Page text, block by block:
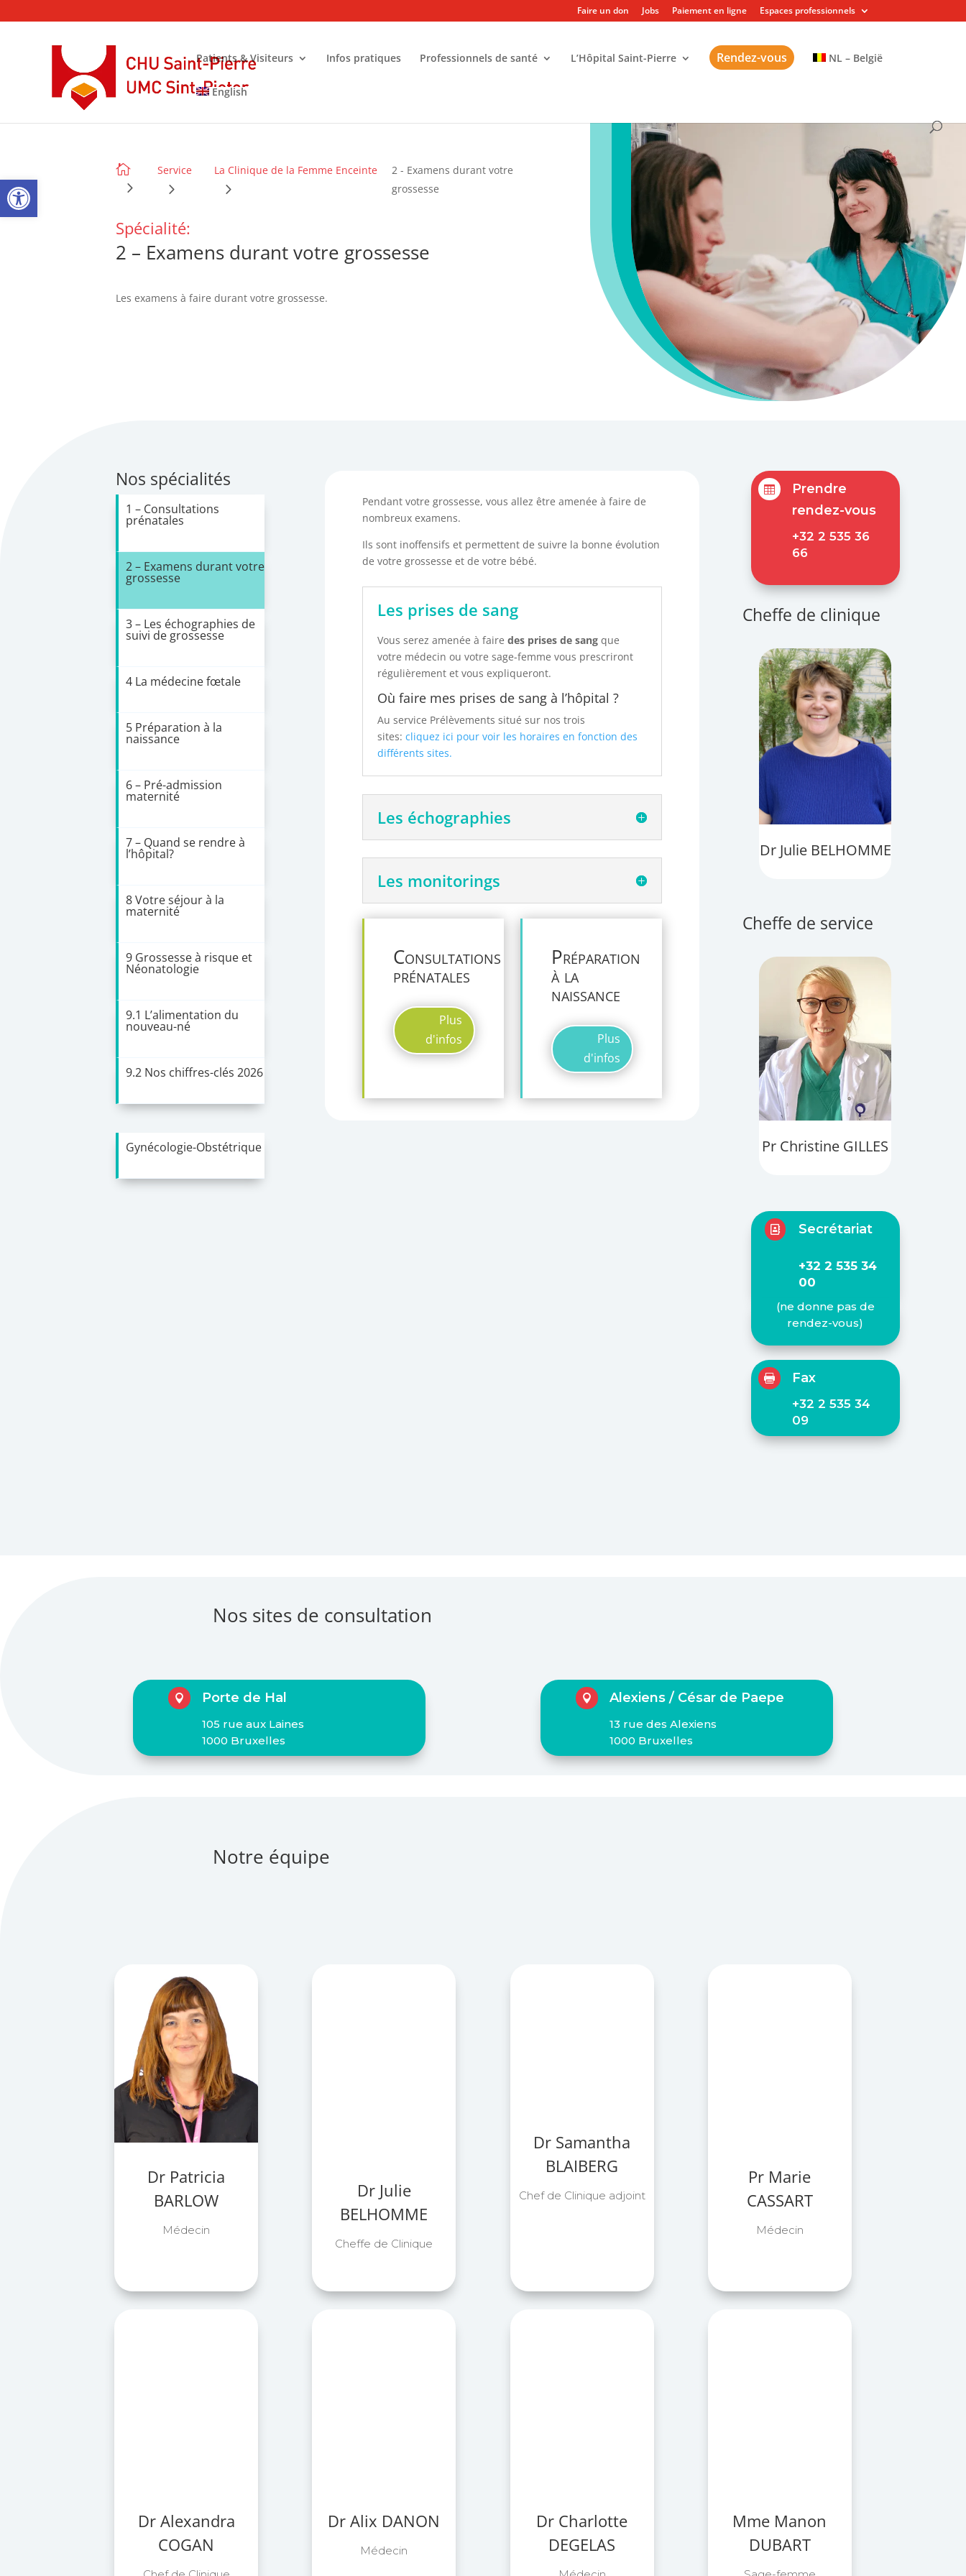
Ouvrir la barre d’outils
Faire un don Jobs Paiement en ligne Espaces professionnels
Patients & Visiteurs Infos pratiques Professionnels de santé L’Hôpital Saint-Pierre Rendez-vous NL – België
English
Nos services liésNos services liés
 Service La Clinique de la Femme Enceinte
2 - Examens durant votre
grossesse
Spécialité:
2 – Examens durant votre grossesse
Les examens à faire durant votre grossesse.
Nos spécialités
1 – Consultations
prénatales
2 – Examens durant votre
grossesse
3 – Les échographies de
suivi de grossesse
4 La médecine fœtale
5 Préparation à la
naissance
6 – Pré-admission
maternité
7 – Quand se rendre à
l’hôpital?
8 Votre séjour à la
maternité
9 Grossesse à risque et
Néonatologie
9.1 L’alimentation du
nouveau-né
9.2 Nos chiffres-clés 2026
Gynécologie-Obstétrique
Pendant votre grossesse, vous allez être amenée à faire de
nombreux examens.
Ils sont inoffensifs et permettent de suivre la bonne évolution
de votre grossesse et de votre bébé.
Les prises de sang
Vous serez amenée à faire des prises de sang que
votre médecin ou votre sage-femme vous prescriront
régulièrement et vous expliqueront.
Où faire mes prises de sang à l’hôpital ?
Au service Prélèvements situé sur nos trois
sites: cliquez ici pour voir les horaires en fonction des
différents sites.
Les échographies
Les monitorings
Consultations
prénatales
Plus
d'infos
Préparation
à la
naissance
Plus
d'infos

Prendre
rendez-vous
+32 2 535 36
66
Cheffe de clinique
Dr Julie BELHOMME
Cheffe de service
Pr Christine GILLES
 Secrétariat
+32 2 535 34
00
(ne donne pas de
rendez-vous)
 Fax
+32 2 535 34
09
Nos sites de consultation
 Porte de Hal
105 rue aux Laines
1000 Bruxelles
 Alexiens / César de Paepe
13 rue des Alexiens
1000 Bruxelles
Notre équipe
Dr Patricia
BARLOW
Médecin
Dr Julie
BELHOMME
Cheffe de Clinique
Dr Samantha
BLAIBERG
Chef de Clinique adjoint
Pr Marie
CASSART
Médecin
Dr Alexandra
COGAN
Dr Alix DANON
Médecin
Dr Charlotte
DEGELAS
Mme Manon
DUBART